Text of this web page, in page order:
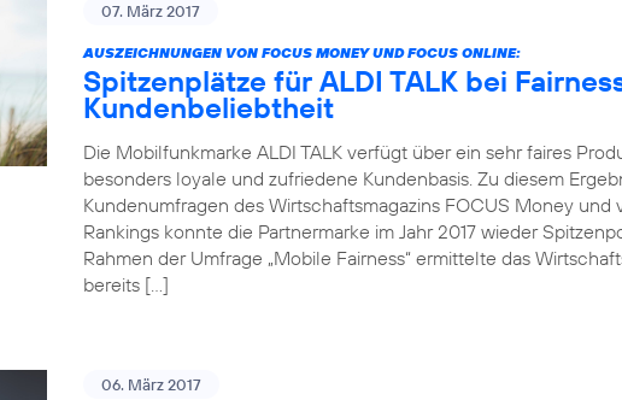
07. März 2017
AUSZEICHNUNGEN VON FOCUS MONEY UND FOCUS ONLINE:
Spitzenplätze für ALDI TALK bei
Kundenbeliebtheit
Die Mobilfunkmarke ALDI TALK verfügt über ein sehr faires
besonders loyale und zufriedene Kundenbasis. Zu diesem
Kundenumfragen des Wirtschaftsmagazins FOCUS Money und
Rankings konnte die Partnermarke im Jahr 2017 wieder
Rahmen der Umfrage „Mobile Fairness“ ermittelte das
bereits […]
06. März 2017